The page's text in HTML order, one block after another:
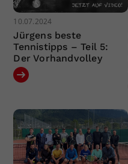
10.07.2024
Jürgens beste
Tennistipps – Teil 5:
Der Vorhandvolley